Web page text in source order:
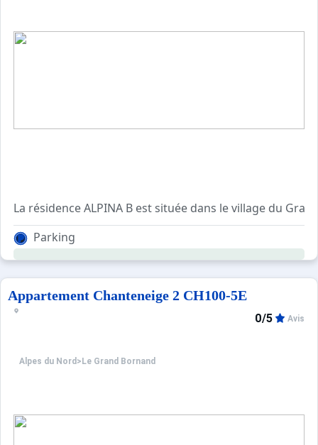
La résidence ALPINA B est située dans le village du
Les Plus de cette location à la montagne : vue sur
Parking
Appartement Chanteneige 2 CH100-5E
Alpes du Nord > Le Grand Bornand
0/5 Avis